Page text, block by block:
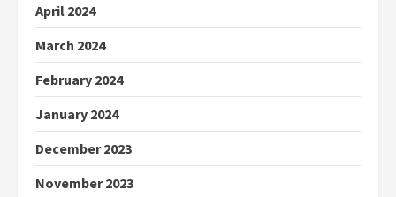
April 2024
March 2024
February 2024
January 2024
December 2023
November 2023